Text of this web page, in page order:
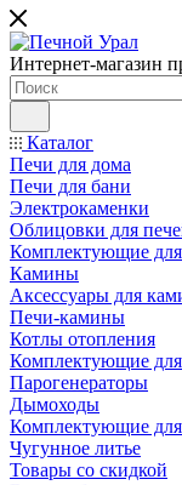
Интернет-магазин
Каталог
Печи для дома
Печи для бани
Электрокаменки
Облицовки для
Комплектующие
Камины
Аксессуары для
Печи-камины
Котлы отопления
Комплектующие для
Парогенераторы
Дымоходы
Комплектующие
Чугунное литье
Товары со скидкой